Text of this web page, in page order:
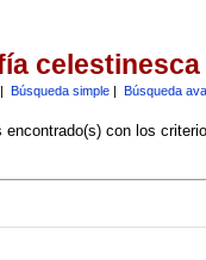
celestinesca
Búsqueda simple| Búsqueda
encontrado(s) con los